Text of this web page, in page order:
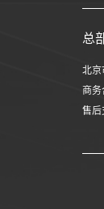
总
北京
商务
售后